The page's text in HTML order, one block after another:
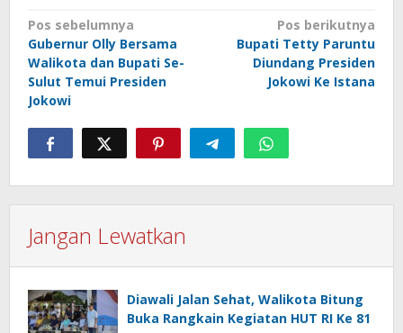
Navigasi
pos
Pos sebelumnya
Gubernur Olly Bersama
Walikota dan Bupati Se-
Sulut Temui Presiden
Jokowi
Pos berikutnya
Bupati Tetty Paruntu
Diundang Presiden
Jokowi Ke Istana
Jangan Lewatkan
Diawali Jalan Sehat, Walikota Bitung
Buka Rangkain Kegiatan HUT RI Ke 81